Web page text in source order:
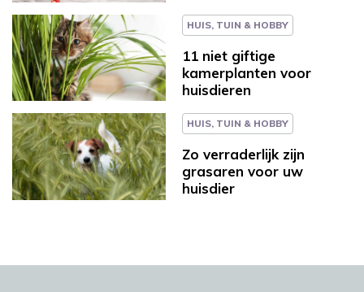
HUIS, TUIN & HOBBY
11 niet giftige
kamerplanten voor
huisdieren
HUIS, TUIN & HOBBY
Zo verraderlijk zijn
grasaren voor uw
huisdier